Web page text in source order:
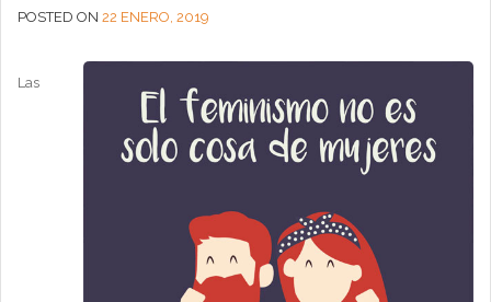
POSTED ON 22 ENERO, 2019
Las